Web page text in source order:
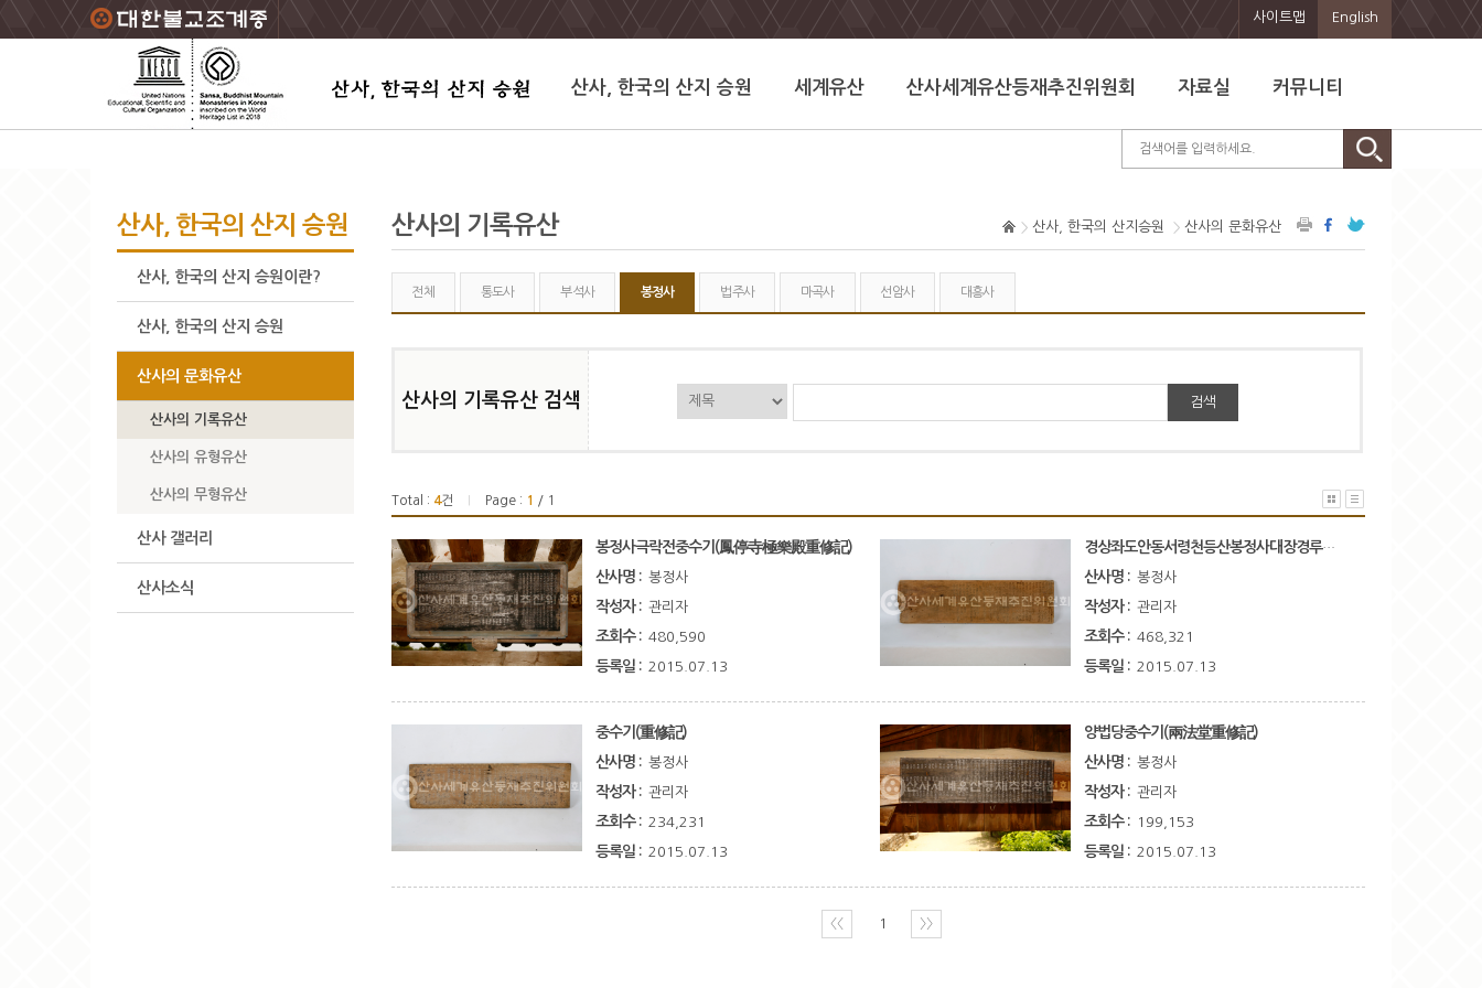
주요메뉴 바로가기
본문 바로가기
하단메뉴 바로가기 사이트맵 English
산사, 한국의 산지 승원 세계유산 산사세계유산등재추진위원회 자료실 커뮤니티
산사, 한국의 산지 승원
산사, 한국의 산지 승원이란?
산사, 한국의 산지 승원
산사의 문화유산
산사의 기록유산
산사의 유형유산
산사의 무형유산
산사 갤러리
산사소식
산사의 기록유산 산사, 한국의 산지승원 산사의 문화유산
전체 통도사 부석사 봉정사 법주사 마곡사 선암사 대흥사
산사의 기록유산 검색 검색
Total : 4건 Page : 1 / 1
봉정사극락전중수기(鳳停寺極樂殿重修記)
산사명 : 봉정사
작성자 : 관리자
조회수 : 480,590
등록일 : 2015.07.13
경상좌도안동서령천등산봉정사대장경루판부수급인출체례규모기(慶尙左道安東西岺天燈山鳳停寺大藏經鏤板部數及印出体例規模記)
산사명 : 봉정사
작성자 : 관리자
조회수 : 468,321
등록일 : 2015.07.13
중수기(重修記)
산사명 : 봉정사
작성자 : 관리자
조회수 : 234,231
등록일 : 2015.07.13
양법당중수기(兩法堂重修記)
산사명 : 봉정사
작성자 : 관리자
조회수 : 199,153
등록일 : 2015.07.13
〈〈 1 〉〉